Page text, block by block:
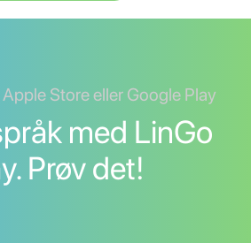
Store eller Google Play
med LinGo
Prøv det!